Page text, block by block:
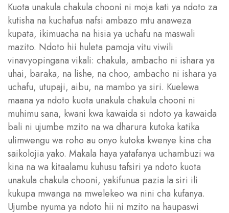
Kuota unakula chakula chooni ni moja kati ya ndoto za
kutisha na kuchafua nafsi ambazo mtu anaweza
kupata, ikimuacha na hisia ya uchafu na maswali
mazito. Ndoto hii huleta pamoja vitu viwili
vinavyopingana vikali: chakula, ambacho ni ishara ya
uhai, baraka, na lishe, na choo, ambacho ni ishara ya
uchafu, utupaji, aibu, na mambo ya siri. Kuelewa
maana ya ndoto kuota unakula chakula chooni ni
muhimu sana, kwani kwa kawaida si ndoto ya kawaida
bali ni ujumbe mzito na wa dharura kutoka katika
ulimwengu wa roho au onyo kutoka kwenye kina cha
saikolojia yako. Makala haya yatafanya uchambuzi wa
kina na wa kitaalamu kuhusu tafsiri ya ndoto kuota
unakula chakula chooni, yakifunua pazia la siri ili
kukupa mwanga na mwelekeo wa nini cha kufanya.
Ujumbe nyuma ya ndoto hii ni mzito na haupaswi